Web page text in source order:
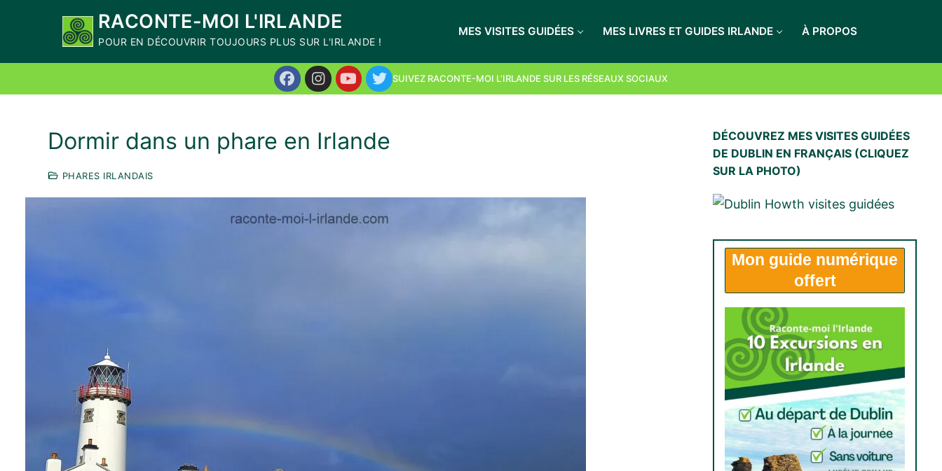
RACONTE-MOI L'IRLANDE
POUR EN DÉCOUVRIR TOUJOURS PLUS SUR L'IRLANDE !
MES VISITES GUIDÉES MES LIVRES ET GUIDES IRLANDE À PROPOS
SUIVEZ RACONTE-MOI L’IRLANDE SUR LES RÉSEAUX SOCIAUX
Dormir dans un phare en Irlande
PHARES IRLANDAIS
DÉCOUVREZ MES VISITES GUIDÉES
DE DUBLIN EN FRANÇAIS (CLIQUEZ
SUR LA PHOTO)
Mon guide numérique
offert
Recevez mon livre numériqueoffert"10 Excursions en Irlande au
départ de Dublin, à la journée et sans voiture"+ la newsletter
LES RECEVOIR